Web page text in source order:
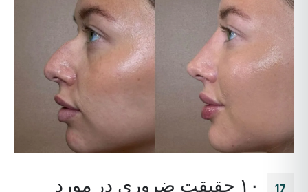
17
۱۰ حقیقت ضروری در مورد